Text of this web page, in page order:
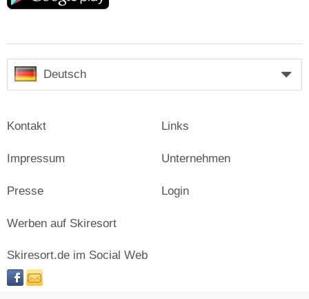
Deutsch
Kontakt
Impressum
Presse
Links
Unternehmen
Login
Werben auf Skiresort
Skiresort.de im Social Web
facebooknewsletter